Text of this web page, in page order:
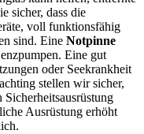
sicher, dass die
voll funktionsfähig
sind. Eine Notpinne
Eine gut
oder Seekrankheit
stellen wir sicher,
Sicherheitsausrüstung
Ausrüstung erhöht